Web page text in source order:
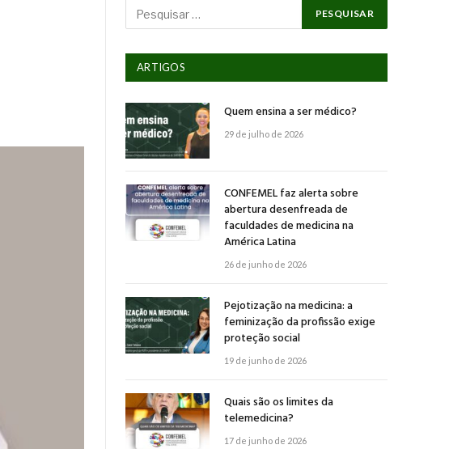
ARTIGOS
Quem ensina a ser médico?
29 de julho de 2026
CONFEMEL faz alerta sobre
abertura desenfreada de
faculdades de medicina na
América Latina
26 de junho de 2026
Pejotização na medicina: a
feminização da profissão exige
proteção social
19 de junho de 2026
Quais são os limites da
telemedicina?
17 de junho de 2026